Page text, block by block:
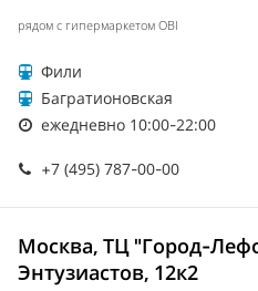
рядом с гипермаркетом OBI
Фили
Багратионовская
ежедневно 10:00-22:00
+7 (495) 787-00-00
Москва, ТЦ "Город-
Энтузиастов, 12к2